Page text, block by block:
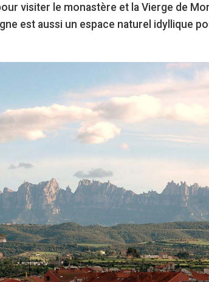
visiter le monastère et la Vierge de
est aussi un espace naturel idyllique